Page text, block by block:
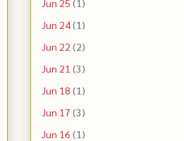
Jun 24(1)
Jun 22 (2)
Jun 21 (3)
Jun 18 (1)
Jun 17 (3)
Jun 16 (1)